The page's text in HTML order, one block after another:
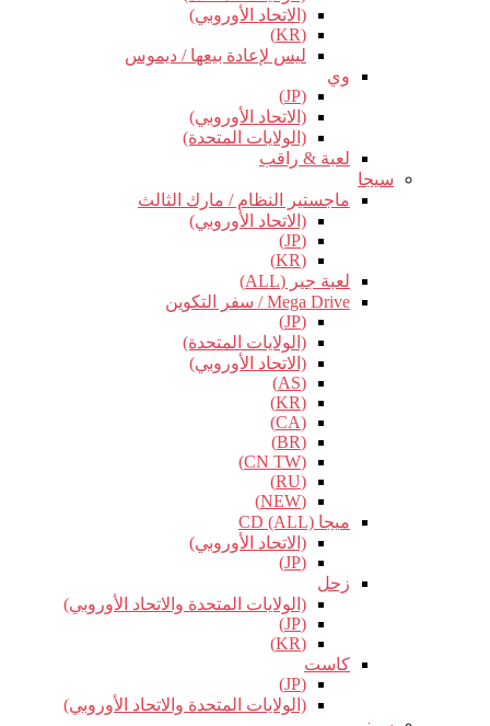
(الاتحاد الأوروبي)
(KR)
ليس لإعادة بيعها / ديموس
وي
(JP)
(الاتحاد الأوروبي)
(الولايات المتحدة)
لعبة & راقب
سيجا
ماجستير النظام / مارك الثالث
(الاتحاد الأوروبي)
(JP)
(KR)
لعبة جير (ALL)
Mega Drive / سفر التكوين
(JP)
(الولايات المتحدة)
(الاتحاد الأوروبي)
(AS)
(KR)
(CA)
(BR)
(CN TW)
(RU)
(NEW)
ميجا CD (ALL)
(الاتحاد الأوروبي)
(JP)
زحل
(الولايات المتحدة والاتحاد الأوروبي)
(JP)
(KR)
كاست
(JP)
(الولايات المتحدة والاتحاد الأوروبي)